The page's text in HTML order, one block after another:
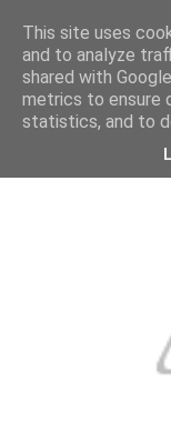
This site uses
and to analyze
shared with
metrics to ensure
statistics, and to